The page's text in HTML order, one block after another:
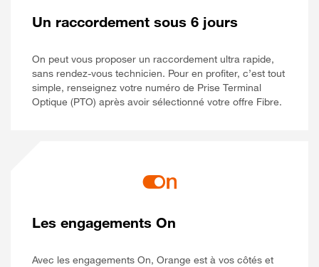
Un raccordement sous 6 jours
On peut vous proposer un raccordement ultra rapide,
sans rendez-vous technicien. Pour en profiter, c’est tout
simple, renseignez votre numéro de Prise Terminal
Optique (PTO) après avoir sélectionné votre offre Fibre.
Les engagements On
Avec les engagements On, Orange est à vos côtés et